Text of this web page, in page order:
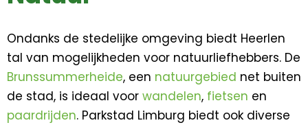
Ondanks de stedelijke omgeving biedt Heerlen
tal van mogelijkheden voor natuurliefhebbers. De
Brunssummerheide, een natuurgebied net buiten
de stad, is ideaal voor wandelen, fietsen en
paardrijden. Parkstad Limburg biedt ook diverse